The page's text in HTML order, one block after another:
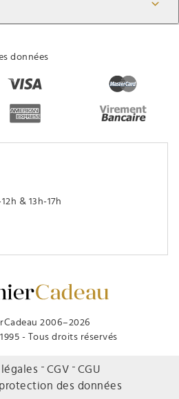
2006–2026
- Tous droits réservés
données
& 13h-17h
CGV
CGU
des données